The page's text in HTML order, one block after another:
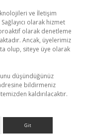
ve İletişim
olarak hizmet
olarak denetleme
Ancak, üyelerimiz
olup, siteye üye olarak
düşündüğünüz
bildirmeniz
kaldırılacaktır.